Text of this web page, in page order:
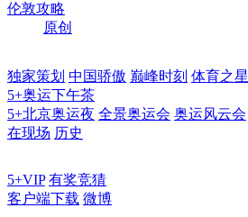
伦敦攻略
原创
独家策划 中国骄傲 巅峰时刻 体育之星
5+奥运下午茶
5+北京奥运夜 全景奥运会 奥运风云会
在现场 历史
5+VIP 有奖竞猜
客户端下载 微博